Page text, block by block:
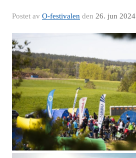
Postet av O-festivalen den 26. jun 2024